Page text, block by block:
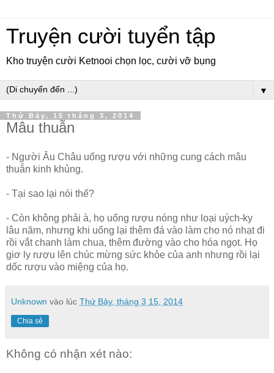
Truyện cười tuyển tập
Kho truyện cười Ketnooi chọn lọc, cười vỡ bụng
▼
Thứ Bảy, 15 tháng 3, 2014
Mâu thuẫn
- Người Âu Châu uống rượu với những cung cách mâu
thuẫn kinh khủng.
- Tại sao lại nói thế?
- Còn không phải à, họ uống rượu nóng như loại uých-ky
lâu năm, nhưng khi uống lại thêm đá vào làm cho nó nhạt đi
rồi vắt chanh làm chua, thêm đường vào cho hóa ngọt. Họ
giơ ly rượu lên chúc mừng sức khỏe của anh nhưng rồi lại
dốc rượu vào miệng của họ.
Unknown vào lúc Thứ Bảy, tháng 3 15, 2014
Chia sẻ
Không có nhận xét nào: